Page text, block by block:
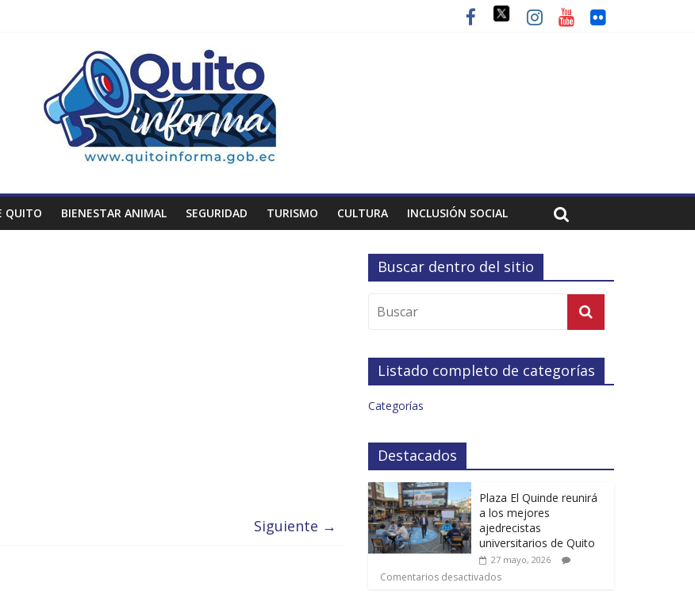
QUITO BIENESTAR ANIMAL SEGURIDAD TURISMO CULTURA INCLUSIÓN SOCIAL
Siguiente →
Buscar dentro del sitio
Listado completo de categorías
Categorías
Destacados
Plaza El Quinde reunirá
a los mejores
ajedrecistas
universitarios de Quito
27 mayo, 2026
Comentarios desactivados